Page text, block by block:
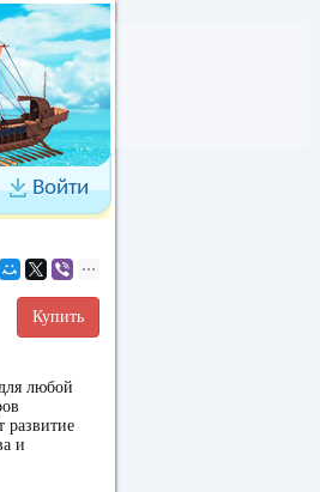
Войти
Купить
любой
развитие
и